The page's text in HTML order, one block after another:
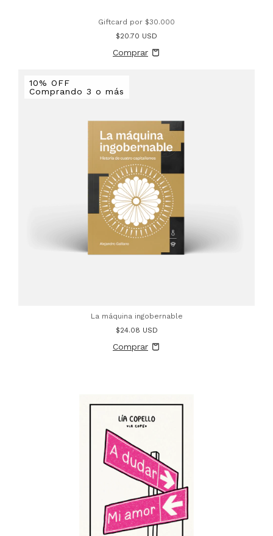
Giftcard por $30.000
$20.70 USD
10% OFF
Comprando 3 o más
La máquina ingobernable
$24.08 USD